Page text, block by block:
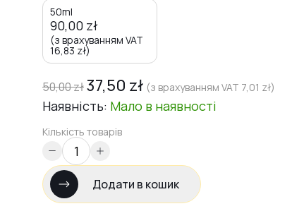
50ml
90,00 zł
(з врахуванням VAT
16,83 zł)
50,00zł37,50 zł (з врахуванням VAT 7,01 zł)
Наявність: Мало в наявності
Кількість товарів
Додати в кошик